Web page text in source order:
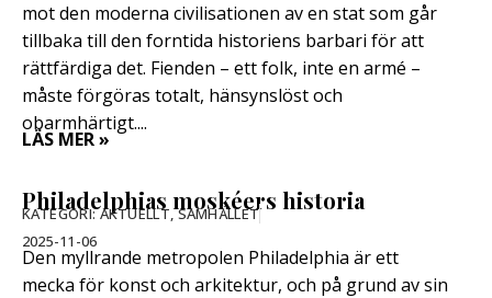
mot den moderna civilisationen av en stat som går
tillbaka till den forntida historiens barbari för att
rättfärdiga det. Fienden – ett folk, inte en armé –
måste förgöras totalt, hänsynslöst och
obarmhärtigt....
LÄS MER »
Philadelphias moskéers historia
KATEGORI:AKTUELLT,SAMHÄLLET
2025-11-06
Den myllrande metropolen Philadelphia är ett
mecka för konst och arkitektur, och på grund av sin